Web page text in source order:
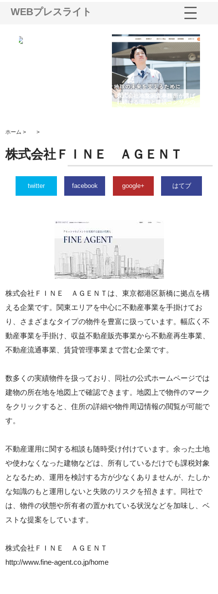
WEBプレスライト
株式会社地盤調査事務所が選ば
れ続ける理由と建設コンサルの
強み
ホーム > >
株式会社ＦＩＮＥ ＡＧＥＮＴ
twitter facebook google+ はてブ
株式会社ＦＩＮＥ ＡＧＥＮＴは、東京都港区新橋に拠点を構
える企業です。関東エリアを中心に不動産事業を手掛けてお
り、さまざまなタイプの物件を豊富に扱っています。幅広く不
動産事業を手掛け、収益不動産販売事業から不動産再生事業、
不動産流通事業、賃貸管理事業まで営む企業です。
数多くの実績物件を扱っており、同社の公式ホームページでは
建物の所在地を地図上で確認できます。地図上で物件のマーク
をクリックすると、住所の詳細や物件周辺情報の閲覧が可能で
す。
不動産運用に関する相談も随時受け付けています。余った土地
や使わなくなった建物などは、所有しているだけでも課税対象
となるため、運用を検討する方が少なくありませんが、たしか
な知識のもと運用しないと失敗のリスクを招きます。同社で
は、物件の状態や所有者の置かれている状況などを加味し、ベ
ストな提案をしています。
株式会社ＦＩＮＥ ＡＧＥＮＴ
http://www.fine-agent.co.jp/home